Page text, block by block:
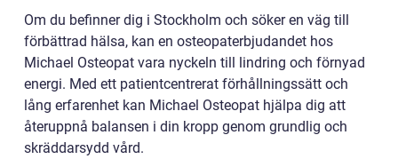
Om du befinner dig i Stockholm och söker en väg till
förbättrad hälsa, kan en osteopaterbjudandet hos
Michael Osteopat vara nyckeln till lindring och förnyad
energi. Med ett patientcentrerat förhållningssätt och
lång erfarenhet kan Michael Osteopat hjälpa dig att
återuppnå balansen i din kropp genom grundlig och
skräddarsydd vård.